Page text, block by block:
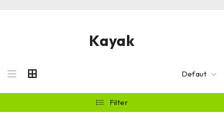
Kayak
Defaut
Filter